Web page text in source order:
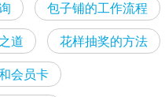
包子铺的工作流程
道
花样抽奖的方法
会员卡